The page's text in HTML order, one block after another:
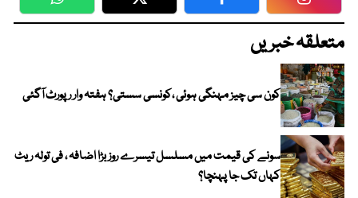
WhatsApp Twitter Facebook
متعلقہ خبریں
کون سی چیز مہنگی ہوئی ،کونسی سستی؟ ہفتہ وار رپورٹ آگئی
سونے کی قیمت میں مسلسل تیسرے روز بڑا اضافہ ، فی تولہ ریٹ
کہاں تک جا پہنچا؟